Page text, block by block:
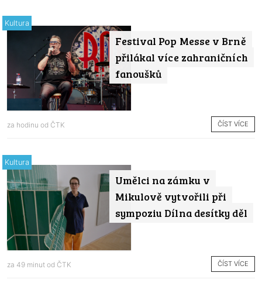
Festival Pop Messe v Brně
přilákal více zahraničních
fanoušků
Kultura
za hodinu od ČTK ČÍST VÍCE
Umělci na zámku v
Mikulově vytvořili při
sympoziu Dílna desítky děl
Kultura
za 49 minut od ČTK ČÍST VÍCE